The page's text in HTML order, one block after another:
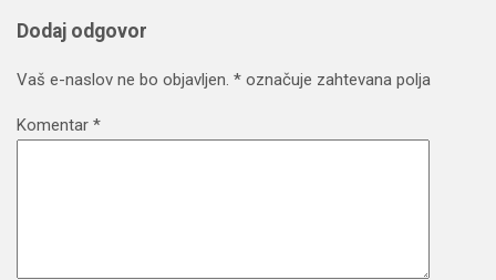
Dodaj odgovor
Vaš e-naslov ne bo objavljen. * označuje zahtevana polja
Komentar *